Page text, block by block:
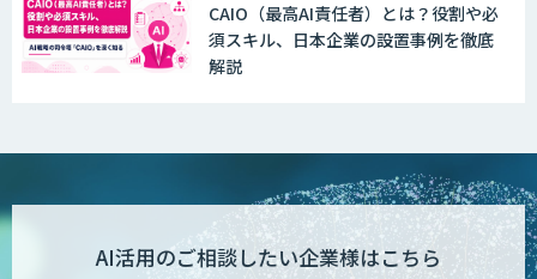
Explaza 生成AI Partner | AX
POPstation
CAIO（最高AI責任者）とは？役割や必
須スキル、日本企業の設置事例を徹底
解説
AI活用のご相談したい企業様はこちら